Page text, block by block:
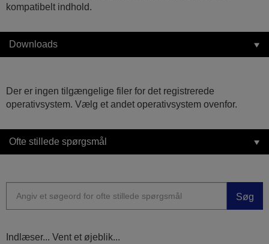
kompatibelt indhold.
Downloads
Der er ingen tilgængelige filer for det registrerede
operativsystem. Vælg et andet operativsystem ovenfor.
Ofte stillede spørgsmål
Søg
Indlæser... Vent et øjeblik...